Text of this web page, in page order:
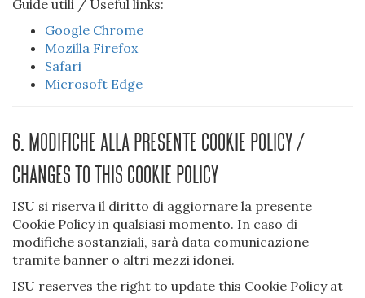
Guide utili / Useful links:
Google Chrome
Mozilla Firefox
Safari
Microsoft Edge
6. Modifiche alla presente Cookie Policy /
Changes to this Cookie Policy
ISU si riserva il diritto di aggiornare la presente
Cookie Policy in qualsiasi momento. In caso di
modifiche sostanziali, sarà data comunicazione
tramite banner o altri mezzi idonei.
ISU reserves the right to update this Cookie Policy at